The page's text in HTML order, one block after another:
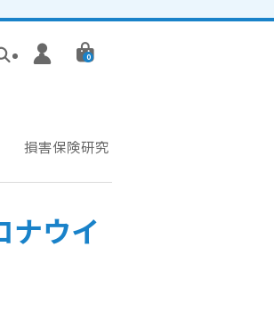
0
損害保険研究
ナウイ